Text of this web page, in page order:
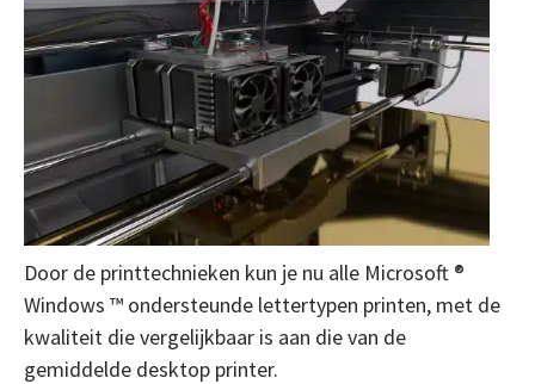
Door de printtechnieken kun je nu alle Microsoft ®
Windows ™ ondersteunde lettertypen printen, met de
kwaliteit die vergelijkbaar is aan die van de
gemiddelde desktop printer.